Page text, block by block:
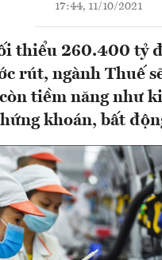
17:44, 11/10/2021
thiểu 260.400 tỷ
rút, ngành Thuế
tiềm năng như
khoán, bất